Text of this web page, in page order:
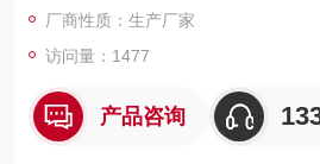
厂商性质：生产厂家
访问量：1477
产品咨询